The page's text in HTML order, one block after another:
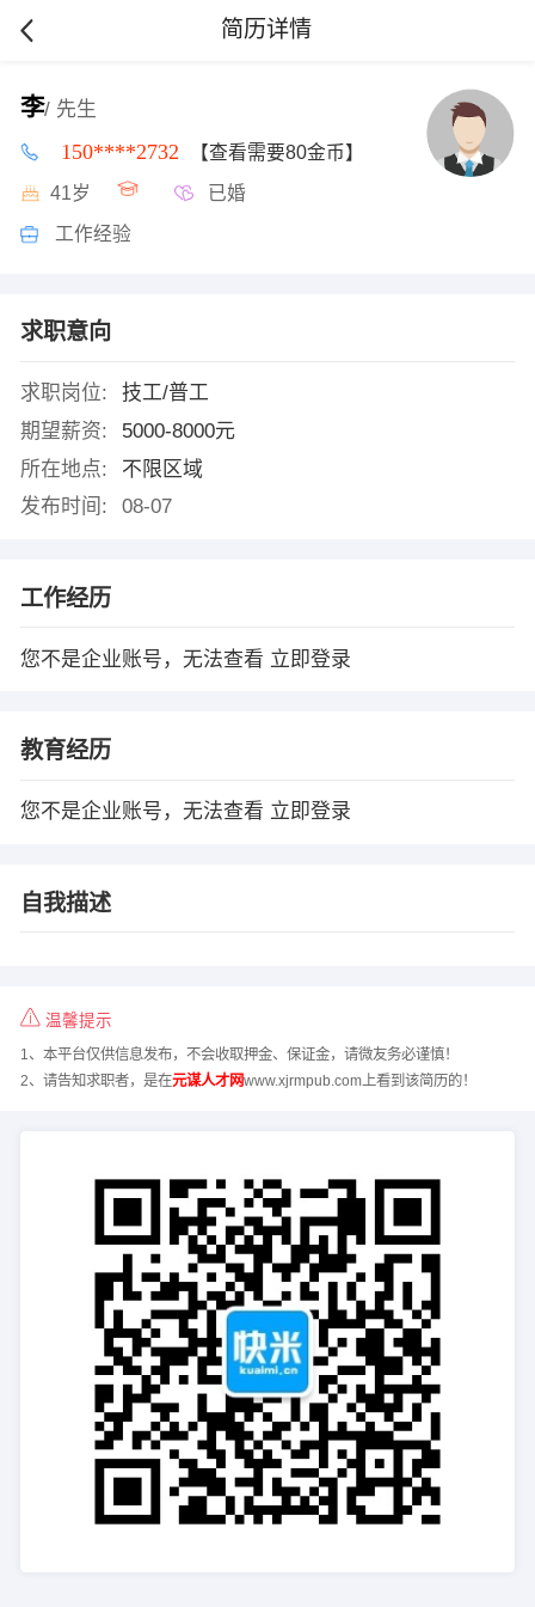
简历详情
李/ 先生
150****2732 【查看需要80金币】
41岁 已婚
工作经验
求职意向
求职岗位:
技工/普工
期望薪资:
5000-8000元
所在地点:
不限区域
发布时间:
08-07
工作经历
您不是企业账号，无法查看 立即登录
教育经历
您不是企业账号，无法查看 立即登录
自我描述
温馨提示
1、本平台仅供信息发布，不会收取押金、保证金，请微友务必谨慎！
2、请告知求职者，是在元谋人才网www.xjrmpub.com上看到该简历的！